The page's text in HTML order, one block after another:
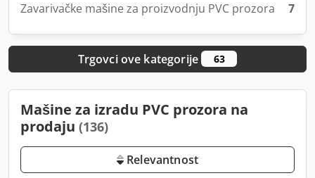
Zavarivačke mašine za proizvodnju PVC prozora
7
Trgovci ove kategorije 63
Mašine za izradu PVC prozora na
prodaju (136)
Relevantnost